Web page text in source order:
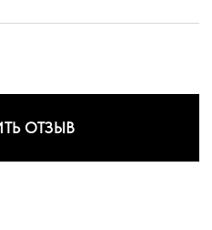
ОТЗЫВ